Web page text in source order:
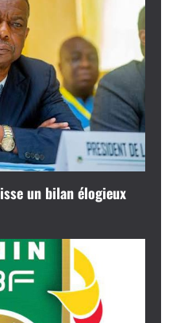
un bilan élogieux